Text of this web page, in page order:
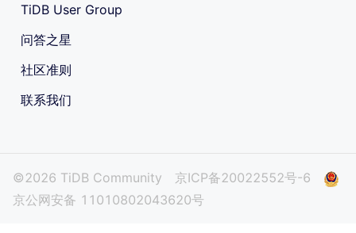
TiDB User Group
问答之星
社区准则
联系我们
©2026 TiDB Community
京ICP备20022552号-6
京公网安备 11010802043620号